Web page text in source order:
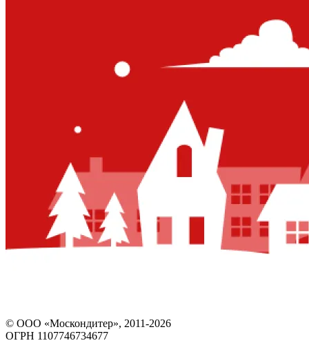
© ООО «Москондитер», 2011-2026
ОГРН 1107746734677